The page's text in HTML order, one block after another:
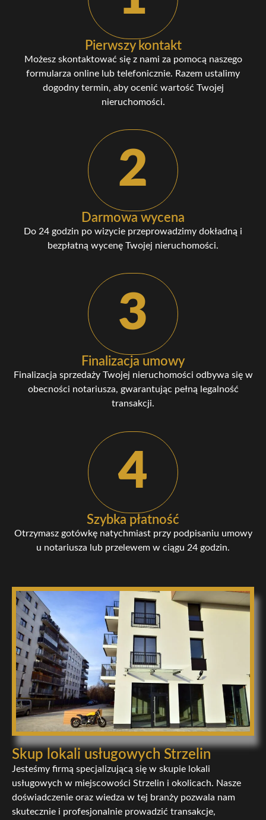
Pierwszy kontakt
Możesz skontaktować się z nami za pomocą naszego
formularza online lub telefonicznie. Razem ustalimy
dogodny termin, aby ocenić wartość Twojej
nieruchomości.
2
Darmowa wycena
Do 24 godzin po wizycie przeprowadzimy dokładną i
bezpłatną wycenę Twojej nieruchomości.
3
Finalizacja umowy
Finalizacja sprzedaży Twojej nieruchomości odbywa się w
obecności notariusza, gwarantując pełną legalność
transakcji.
4
Szybka płatność
Otrzymasz gotówkę natychmiast przy podpisaniu umowy
u notariusza lub przelewem w ciągu 24 godzin.
Skup lokali usługowych Strzelin
Jesteśmy firmą specjalizującą się w skupie lokali
usługowych w miejscowości Strzelin i okolicach. Nasze
doświadczenie oraz wiedza w tej branży pozwala nam
skutecznie i profesjonalnie prowadzić transakcje,